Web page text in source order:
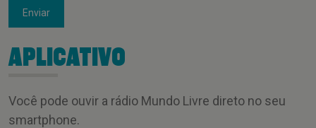
Enviar
APLICATIVO
Você pode ouvir a rádio Mundo Livre direto no seu
smartphone.